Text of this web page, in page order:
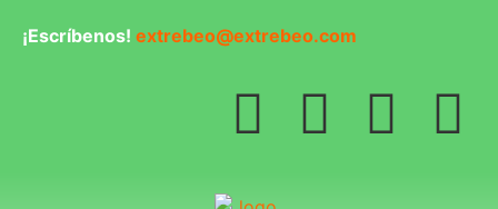
¡Escríbenos! extrebeo@extrebeo.com